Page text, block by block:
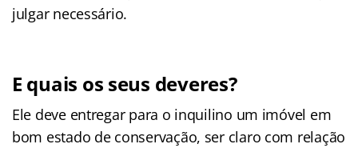
julgar necessário.
E quais os seus deveres?
Ele deve entregar para o inquilino um imóvel em
bom estado de conservação, ser claro com relação